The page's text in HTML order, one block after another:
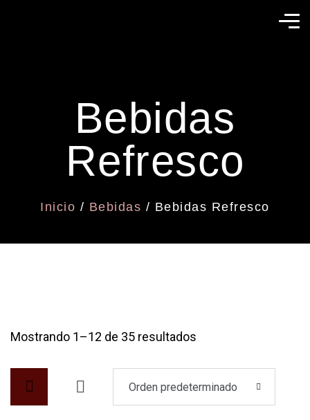
Bebidas
Refresco
Inicio / Bebidas / Bebidas Refresco
Mostrando 1–12 de 35 resultados
Orden predeterminado